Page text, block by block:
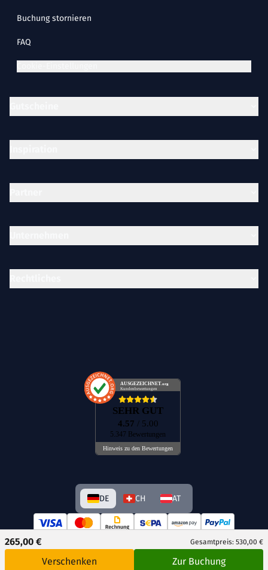
265,00 € Gesamtpreis: 530,00 €
Verschenken Zur Buchung
AUSGEZEICHNET.org
Kundenbewertungen
SEHR GUT
4.57 / 5.00
5.347 Bewertungen
Hinweis zu den Bewertungen
Buchung stornieren
FAQ
DE CH AT
© GetAway Travel GmbH 2026 Alle Rechte vorbehalten.